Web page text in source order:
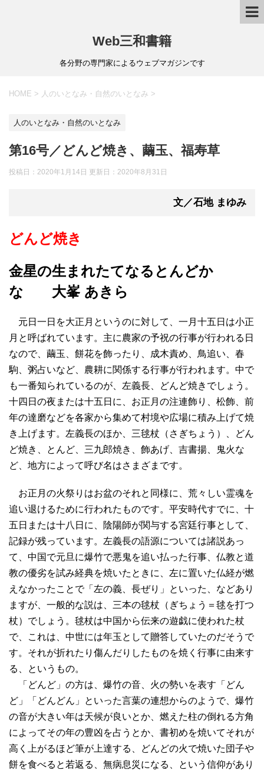
Web三和書籍
各分野の専門家によるウェブマガジンです
HOME > 人のいとなみ・自然のいとなみ >
人のいとなみ・自然のいとなみ
第16号／どんど焼き、繭玉、福寿草
投稿日：2020年1月14日 更新日： 2020年8月31日
文／石地 まゆみ
どんど焼き
金星の生まれたてなるとんどか
な 大峯 あきら
元日一日を大正月というのに対して、一月十五日は小正
月と呼ばれています。主に農家の予祝の行事が行われる日
なので、繭玉、餅花を飾ったり、成木責め、鳥追い、春
駒、粥占いなど、農耕に関係する行事が行われます。中で
も一番知られているのが、左義長、どんど焼きでしょう。
十四日の夜または十五日に、お正月の注連飾り、松飾、前
年の達磨などを各家から集めて村境や広場に積み上げて焼
き上げます。左義長のほか、三毬杖（さぎちょう）、どん
ど焼き、とんど、三九郎焼き、飾あげ、吉書揚、鬼火な
ど、地方によって呼び名はさまざまです。
お正月の火祭りはお盆のそれと同様に、荒々しい霊魂を
追い退けるために行われたものです。平安時代すでに、十
五日または十八日に、陰陽師が関与する宮廷行事として、
記録が残っています。左義長の語源については諸説あっ
て、中国で元旦に爆竹で悪鬼を追い払った行事、仏教と道
教の優劣を試み経典を焼いたときに、左に置いた仏経が燃
えなかったことで「左の義、長ぜり」といった、などあり
ますが、一般的な説は、三本の毬杖（ぎちょう＝毬を打つ
杖）でしょう。毬杖は中国から伝来の遊戯に使われた杖
で、これは、中世には年玉として贈答していたのだそうで
す。それが折れたり傷んだりしたものを焼く行事に由来す
る、というもの。
「どんど」の方は、爆竹の音、火の勢いを表す「どん
ど」「どんどん」といった言葉の連想からのようで、爆竹
の音が大きい年は天候が良いとか、燃えた柱の倒れる方角
によってその年の豊凶を占うとか、書初めを焼いてそれが
高く上がるほど筆が上達する、どんどの火で焼いた団子や
餅を食べると若返る、無病息災になる、という信仰があり